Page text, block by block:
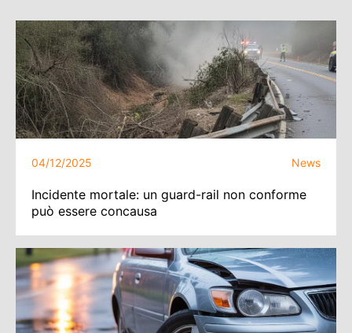
04/12/2025 News
Incidente mortale: un guard-rail non conforme
può essere concausa